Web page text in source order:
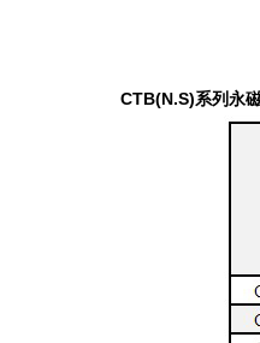
CTB(N.S)系列永